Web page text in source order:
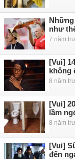
như
7 năm
[Vui]
không
8 năm
[Vui]
lầm
8 năm
[Vui]
đến